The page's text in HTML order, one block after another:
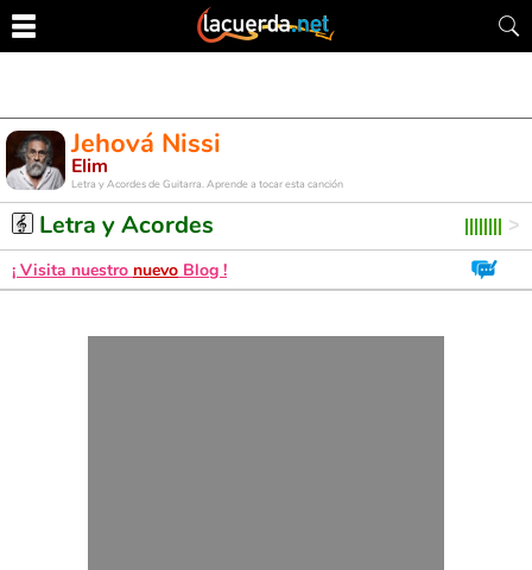
Jehová Nissi
Elim
Letra y Acordes de Guitarra. Aprende a tocar esta canción
Letra y Acordes
¡ Visita nuestro nuevo Blog !